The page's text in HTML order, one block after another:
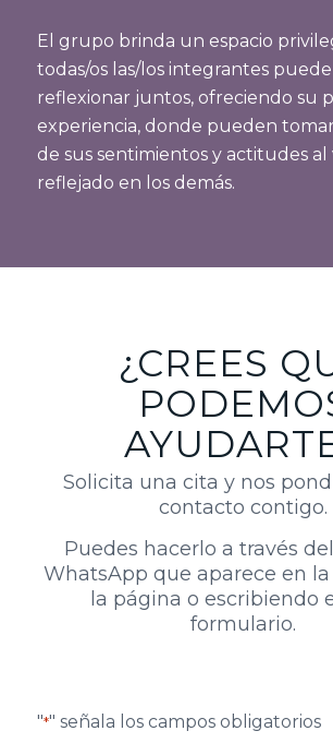
El grupo brinda un espacio
todas/os las/los integrantes
reflexionar juntos, ofreciendo su
experiencia, donde pueden
de sus sentimientos y actitudes al
reflejado en los demás.
¿CREES
Solicita una cita y nos
contacto contigo.
Puedes hacerlo a través
WhatsApp que aparece en
la página o escribiendo
formulario.
"*" señala los campos obligatorios